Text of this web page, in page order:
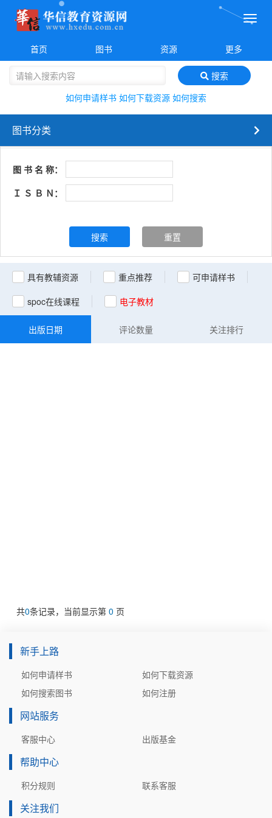
菜
首页
图书 资源 更多
搜索
如何申请样书 如何下载资源 如何搜索
图书分类
图 书 名 称：
Ｉ Ｓ Ｂ Ｎ：
搜索 重置
具有教辅资源 重点推荐
可申请样书
spoc在线课程
电子教材
关注排行
评论数量
出版日期
共0条记录，当前显示第 0 页
新手上路
如何申请样书
如何下载资源
如何搜索图书
如何注册
网站服务
客服中心 出版基金
帮助中心
积分规则 联系客服
关注我们